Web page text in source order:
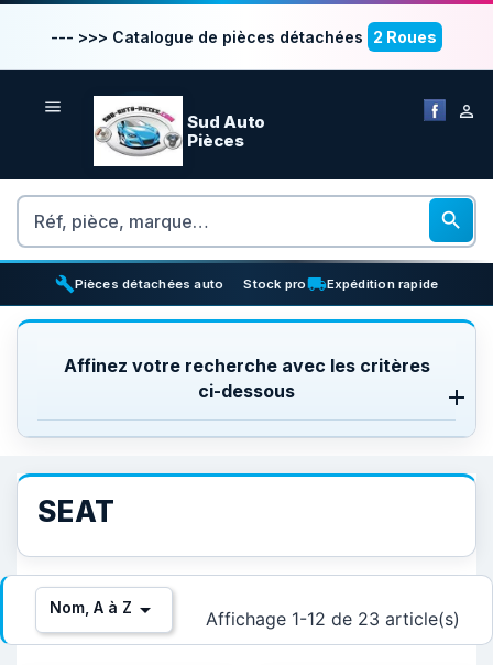
--- >>> Catalogue de pièces détachées 2 Roues
 
Sud Auto
Pièces
Rechercher

buildPièces détachées auto inventory_2
Stock prolocal_shippingExpédition rapide
Affinez votre recherche avec les critères
ci-dessous
SEAT
Nom, A à Z  Affichage 1-12 de 23 article(s)